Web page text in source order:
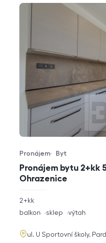
Pronájem bytu 2+kk
Ohrazenice
Typ nabídky
Pronájem
Typ nemovitosti
Byt
rozměry
dispozice
2+kk
funkce
balkon sklep výtah
adresa
ul. U Sportovní školy,